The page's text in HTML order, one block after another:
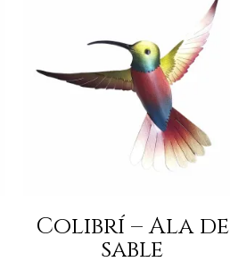
Colibrí – Ala de
sable